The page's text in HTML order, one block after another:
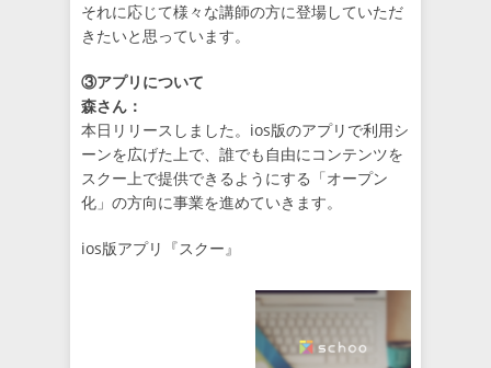
それに応じて様々な講師の方に登場していただ
きたいと思っています。
③アプリについて
森さん：
本日リリースしました。ios版のアプリで利用シ
ーンを広げた上で、誰でも自由にコンテンツを
スクー上で提供できるようにする「オープン
化」の方向に事業を進めていきます。
ios版アプリ『スクー』